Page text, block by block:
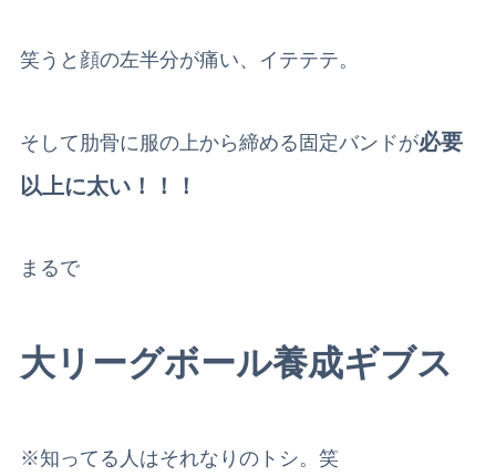
笑うと顔の左半分が痛い、イテテテ。
そして肋骨に服の上から締める固定バンドが必要
以上に太い！！！
まるで
大リーグボール養成ギブス
※知ってる人はそれなりのトシ。笑